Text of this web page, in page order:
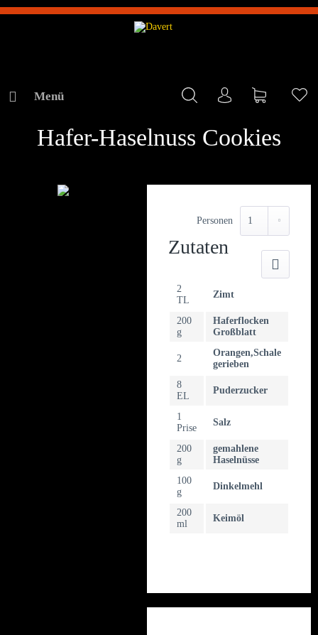
Menü Mein KontoWarenkorb
REZEPTE
Hafer-Haselnuss Cookies
Personen
Zutaten
2
TL
Zimt
200
g
Haferflocken
Großblatt
2
Orangen,Schale
gerieben
8
EL
Puderzucker
1
Prise
Salz
200
g
gemahlene
Haselnüsse
100
g
Dinkelmehl
200
ml
Keimöl